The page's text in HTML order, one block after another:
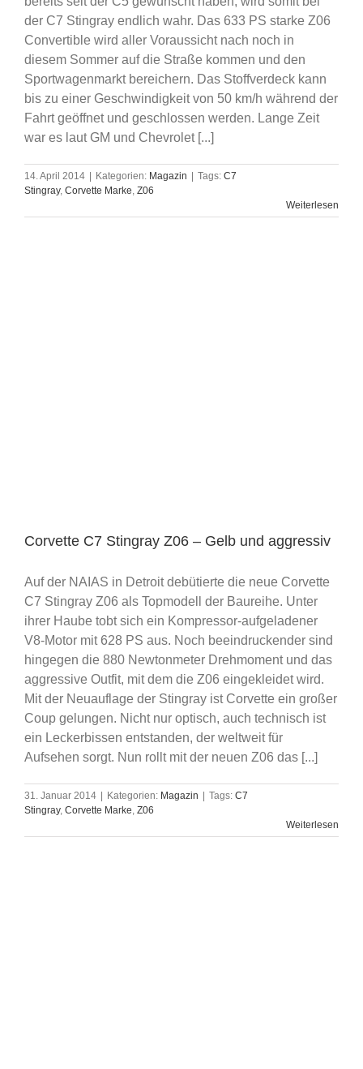
der C7 Stingray endlich wahr. Das 633 PS starke Z06
Convertible wird aller Voraussicht nach noch in
diesem Sommer auf die Straße kommen und den
Sportwagenmarkt bereichern. Das Stoffverdeck kann
bis zu einer Geschwindigkeit von 50 km/h während der
Fahrt geöffnet und geschlossen werden. Lange Zeit
war es laut GM und Chevrolet [...]
14. April 2014 Kategorien: Magazin Tags: C7
Stingray, Corvette Marke, Z06
Weiterlesen
Corvette C7 Stingray Z06 – Gelb und aggressiv
Auf der NAIAS in Detroit debütierte die neue Corvette
C7 Stingray Z06 als Topmodell der Baureihe. Unter
ihrer Haube tobt sich ein Kompressor-aufgeladener
V8-Motor mit 628 PS aus. Noch beeindruckender sind
hingegen die 880 Newtonmeter Drehmoment und das
aggressive Outfit, mit dem die Z06 eingekleidet wird.
Mit der Neuauflage der Stingray ist Corvette ein großer
Coup gelungen. Nicht nur optisch, auch technisch ist
ein Leckerbissen entstanden, der weltweit für
Aufsehen sorgt. Nun rollt mit der neuen Z06 das [...]
31. Januar 2014 Kategorien: Magazin Tags: C7
Stingray, Corvette Marke, Z06
Weiterlesen